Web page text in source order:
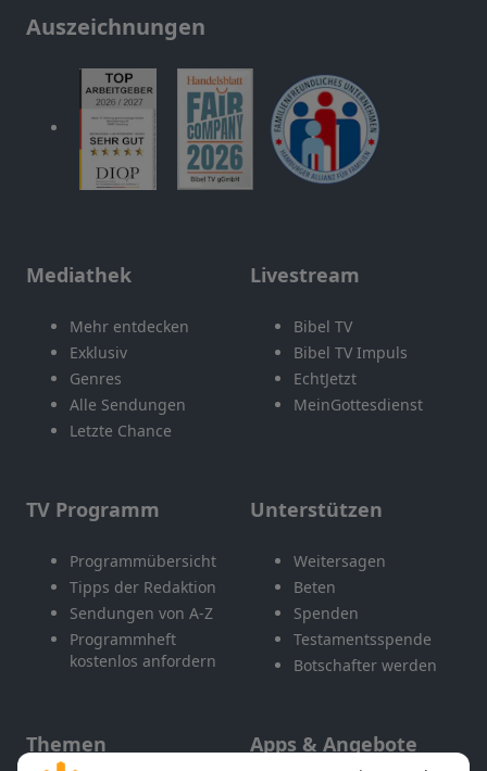
Auszeichnungen
Mediathek
Mehr entdecken
Exklusiv
Genres
Alle Sendungen
Letzte Chance
Livestream
Bibel TV
Bibel TV Impuls
EchtJetzt
MeinGottesdienst
TV Programm
Programmübersicht
Tipps der Redaktion
Sendungen von A-Z
Programmheft
kostenlos anfordern
Unterstützen
Weitersagen
Beten
Spenden
Testamentsspende
Botschafter werden
Themen Apps & Angebote